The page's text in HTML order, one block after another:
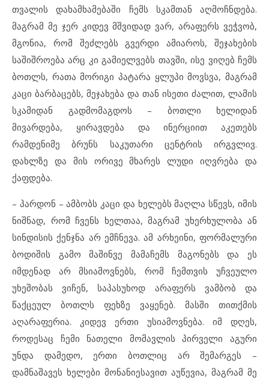
თვალის დახამხამებაში ჩემს სკამთან აღმოჩნდება.
მაგრამ მე ჯერ კიდევ მშვიდად ვარ, არაფერს ვეჭვობ,
მგონია, რომ შეძლებს გვერდი ამიაროს, შეჯახების
საშიშროება არც კი გამიელვებს თავში, ისე ვიღებ ჩემს
ბოთლს, რათა მორიგი პატარა ყლუპი მოვსვა, მაგრამ
კაცი ბარბაცებს, მეჯახება და თან ისეთი ძალით, ლამის
სკამიდან გადმომაგდოს – ბოთლი ხელიდან
მივარდება, ყირავდება და ინერციით აკეთებს
რამდენიმე ბრუნს საკუთარი ცენტრის ირგვლივ.
დახლზე და მის ორივე მხარეს ლუდი იღვრება და
ქაფდება.
– პარდონ – ამბობს კაცი და ხელებს მაღლა სწევს, იმის
ნიშნად, რომ ჩვენს ხელთაა, მაგრამ უხერხულობა ან
სინდისის ქენჯნა არ ემჩნევა. ამ არხეინი, ფორმალური
ბოდიშის გამო მაშინვე მამაჩემს მაგონებს და ეს
იმდენად არ მსიამოვნებს, რომ ჩემთვის უჩვეულო
უხეშობას ვიჩენ, საპასუხოდ არაფერს ვამბობ და
წაქცეულ ბოთლს ფეხზე ვაყენებ. მასში თითქმის
აღარაფერია. კიდევ ერთი უსიამოვნება. იმ დღეს,
როდესაც ჩემი ნათელი მომავლის პირველი აგური
უნდა დამედო, ერთი ბოთლიც არ შემარგეს –
დამნაშავეს ხელები მონანიესავით აუწევია, მაგრამ მე